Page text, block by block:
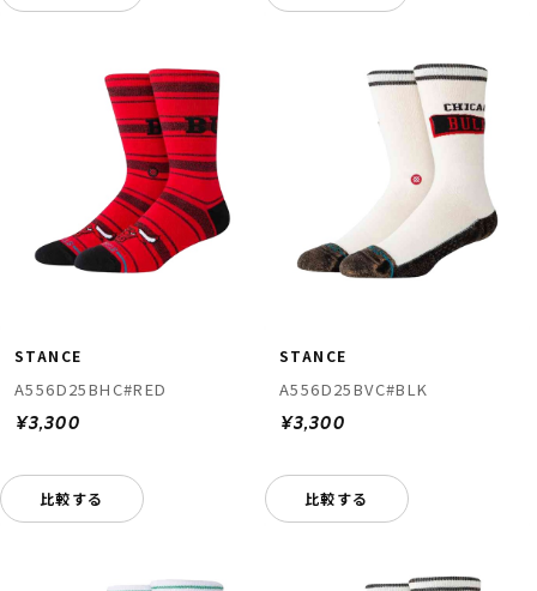
STANCE
A556D25BHC#RED
¥3,300
比較する
STANCE
A556D25BVC#BLK
¥3,300
比較する